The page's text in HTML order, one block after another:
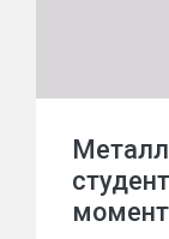
момент